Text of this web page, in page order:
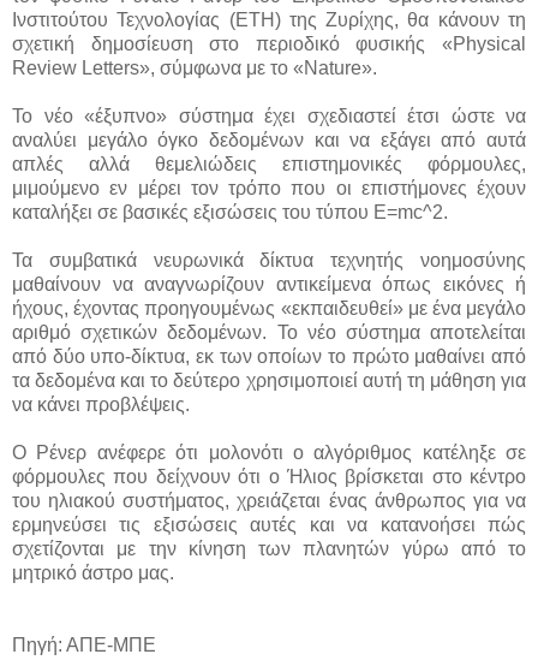
Ινστιτούτου Τεχνολογίας (ΕΤΗ) της Ζυρίχης, θα κάνουν τη
σχετική δημοσίευση στο περιοδικό φυσικής «Physical
Review Letters», σύμφωνα με το «Nature».
Το νέο «έξυπνο» σύστημα έχει σχεδιαστεί έτσι ώστε να
αναλύει μεγάλο όγκο δεδομένων και να εξάγει από αυτά
απλές αλλά θεμελιώδεις επιστημονικές φόρμουλες,
μιμούμενο εν μέρει τον τρόπο που οι επιστήμονες έχουν
καταλήξει σε βασικές εξισώσεις του τύπου E=mc^2.
Τα συμβατικά νευρωνικά δίκτυα τεχνητής νοημοσύνης
μαθαίνουν να αναγνωρίζουν αντικείμενα όπως εικόνες ή
ήχους, έχοντας προηγουμένως «εκπαιδευθεί» με ένα μεγάλο
αριθμό σχετικών δεδομένων. Το νέο σύστημα αποτελείται
από δύο υπο-δίκτυα, εκ των οποίων το πρώτο μαθαίνει από
τα δεδομένα και το δεύτερο χρησιμοποιεί αυτή τη μάθηση για
να κάνει προβλέψεις.
Ο Ρένερ ανέφερε ότι μολονότι ο αλγόριθμος κατέληξε σε
φόρμουλες που δείχνουν ότι ο Ήλιος βρίσκεται στο κέντρο
του ηλιακού συστήματος, χρειάζεται ένας άνθρωπος για να
ερμηνεύσει τις εξισώσεις αυτές και να κατανοήσει πώς
σχετίζονται με την κίνηση των πλανητών γύρω από το
μητρικό άστρο μας.
Πηγή: ΑΠΕ-ΜΠΕ